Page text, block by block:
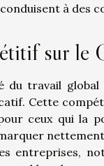
à des
sur le
du travail
Cette
ceux qui la
entreprises,